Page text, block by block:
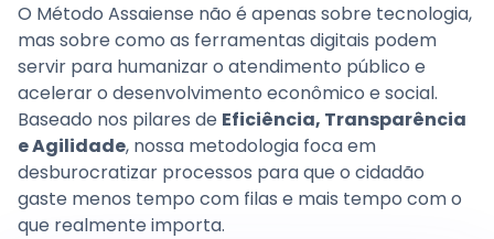
Sou Assaiense
IDIOMA
🇧🇷 Idioma
WebMail
Manual de Identidade Visual
O Método Assaiense não é apenas sobre tecnologia,
mas sobre como as ferramentas digitais podem
servir para humanizar o atendimento público e
acelerar o desenvolvimento econômico e social.
Baseado nos pilares de Eficiência, Transparência
e Agilidade, nossa metodologia foca em
desburocratizar processos para que o cidadão
gaste menos tempo com filas e mais tempo com o
que realmente importa.